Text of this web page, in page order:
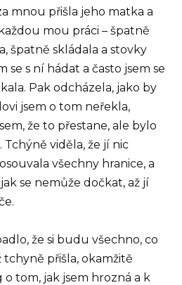
mnou přišla jeho matka a
mou práci – špatně
špatně skládala a stovky
se s ní hádat a často jsem se
Pak odcházela, jako by
jsem o tom neřekla,
že to přestane, ale bylo
viděla, že jí nic
všechny hranice, a
se nemůže dočkat, až jí
že si budu všechno, co
tchyně přišla, okamžitě
tom, jak jsem hrozná a k